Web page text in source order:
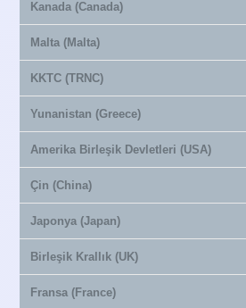
Kanada (Canada)
Malta (Malta)
KKTC (TRNC)
Yunanistan (Greece)
Amerika Birleşik Devletleri (USA)
Çin (China)
Japonya (Japan)
Birleşik Krallık (UK)
Fransa (France)